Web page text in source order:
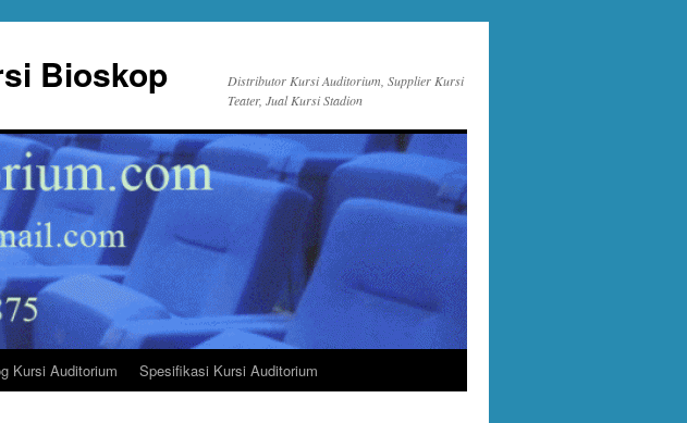
Bioskop
Distributor Kursi Auditorium, Supplier Kursi
Teater, Jual Kursi Stadion
Kursi Auditorium Spesifikasi Kursi Auditorium